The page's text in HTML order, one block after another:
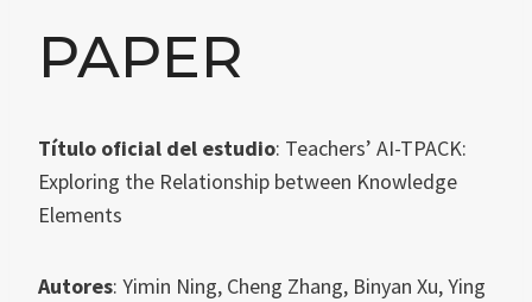
PAPER
Título oficial del estudio: Teachers’ AI-TPACK:
Exploring the Relationship between Knowledge
Elements
Autores: Yimin Ning, Cheng Zhang, Binyan Xu, Ying